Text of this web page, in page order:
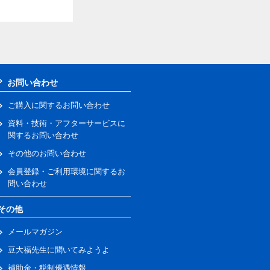
お問い合わせ
ご購入に関するお問い合わせ
資料・技術・アフターサービスに
関するお問い合わせ
その他のお問い合わせ
会員登録・ご利用環境に関するお
問い合わせ
の他
メールマガジン
豆大福先生に聞いてみようよ
補助金・税制優遇情報